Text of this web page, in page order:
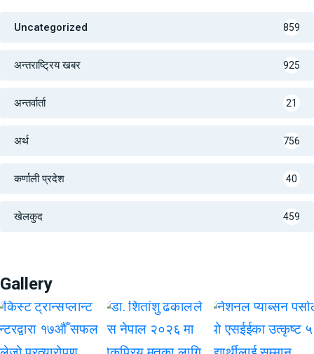
Uncategorized 859
अन्तराष्ट्रिय खबर 925
अन्तर्वार्ता 21
अर्थ 756
कर्णाली प्रदेश 40
खेलकुद 459
Gallery